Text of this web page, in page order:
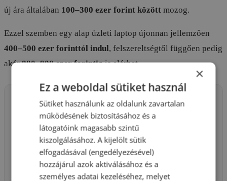
új ára általában 100–300 ezer forint között mozog.
Ezzel szemben egy alap üzleti laptop újonnan jellemzően
400–500 ezer forinttól indul, felszereltségtől függően pedig
akár800–900 ezer forintigis elérhet.
Ilyen modellek tartoznak ide:
HP EliteBook modellek
Dell Latitudesorozatok
Lenovo ThinkPadszéria
×
Ez a weboldal sütiket használ
Sütiket használunk az oldalunk zavartalan
működésének biztosításához és a
látogatóink magasabb szintű
kiszolgálásához. A kijelölt sütik
elfogadásával (engedélyezésével)
hozzájárul azok aktiválásához és a
személyes adatai kezeléséhez, melyet